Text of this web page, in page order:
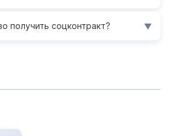
получить соцконтракт?